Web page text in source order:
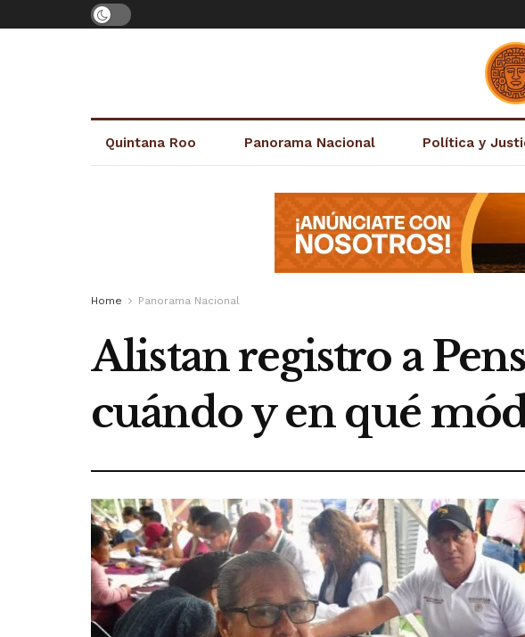
Quintana Roo Panorama Nacional Política y
Home Panorama Nacional
Alistan registro a
cuándo y en qué